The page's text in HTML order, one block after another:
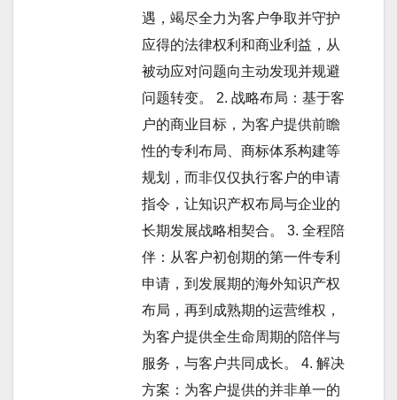
遇，竭尽全力为客户争取并守护
应得的法律权利和商业利益，从
被动应对问题向主动发现并规避
问题转变。 2. 战略布局：基于客
户的商业目标，为客户提供前瞻
性的专利布局、商标体系构建等
规划，而非仅仅执行客户的申请
指令，让知识产权布局与企业的
长期发展战略相契合。 3. 全程陪
伴：从客户初创期的第一件专利
申请，到发展期的海外知识产权
布局，再到成熟期的运营维权，
为客户提供全生命周期的陪伴与
服务，与客户共同成长。 4. 解决
方案：为客户提供的并非单一的